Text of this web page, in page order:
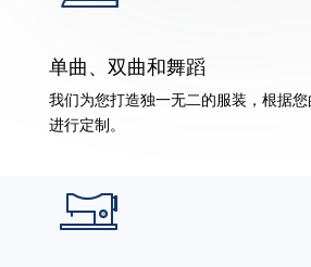
单曲、双曲和舞蹈
我们为您打造独一无二的服装，根据
进行定制。